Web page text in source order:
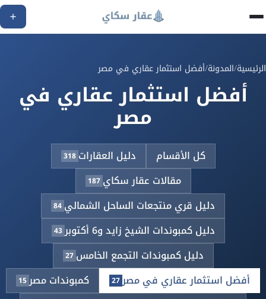
الرئيسية/المدونة/أفضل استثمار عقاري في مصر
أفضل استثمار عقاري في
مصر
كل الأقسام دليل العقارات318
مقالات عقار سكاي187
دليل قري منتجعات الساحل الشمالي 84
دليل كمبوندات الشيخ زايد و6 أكتوبر 43
دليل كمبوندات التجمع الخامس27
أفضل استثمار عقاري في مصر27 كمبوندات مصر15